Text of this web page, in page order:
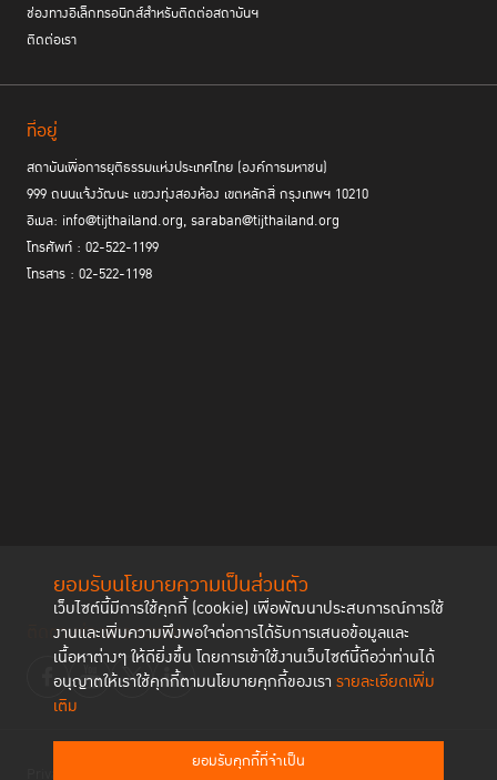
ยอมรับนโยบายความเป็นส่วนตัว
เว็บไซต์นี้มีการใช้คุกกี้ (cookie) เพื่อพัฒนาประสบการณ์การใช้
งานและเพิ่มความพึงพอใจต่อการได้รับการเสนอข้อมูลและ
เนื้อหาต่างๆ ให้ดียิ่งขึ้น โดยการเข้าใช้งานเว็บไซต์นี้ถือว่าท่านได้
อนุญาตให้เราใช้คุกกี้ตามนโยบายคุกกี้ของเรา รายละเอียดเพิ่ม
เติม
ยอมรับคุกกี้ที่จำเป็น
ช่องทางอิเล็กทรอนิกส์สำหรับติดต่อสถาบันฯ
ติดต่อเรา
ที่อยู่
สถาบันเพื่อการยุติธรรมแห่งประเทศไทย (องค์การมหาชน)
999 ถนนแจ้งวัฒนะ แขวงทุ่งสองห้อง เขตหลักสี่ กรุงเทพฯ 10210
อีเมล: info@tijthailand.org, saraban@tijthailand.org
โทรศัพท์ : 02-522-1199
โทรสาร : 02-522-1198
ติดตามช่องทาง social